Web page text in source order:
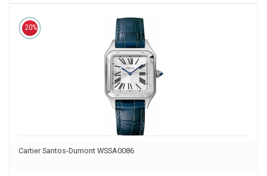
20%
Cartier Santos-Dumont WSSA0086